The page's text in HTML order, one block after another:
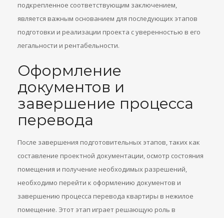
подкрепленное соответствующим заключением,
является важным основанием для последующих этапов
подготовки и реализации проекта с уверенностью в его
легальности и рентабельности.
Оформление
документов и
завершение процесса
перевода
После завершения подготовительных этапов, таких как
составление проектной документации, осмотр состояния
помещения и получение необходимых разрешений,
необходимо перейти к оформлению документов и
завершению процесса перевода квартиры в нежилое
помещение. Этот этап играет решающую роль в